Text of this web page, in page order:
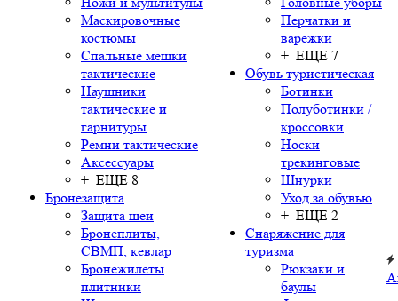
Маскировочные
костюмы
Спальные мешки
тактические
Наушники
тактические и
гарнитуры
Ремни тактические
Аксессуары
+ ЕЩЕ 8
Бронезащита
Защита шеи
Бронеплиты,
СВМП, кевлар
Бронежилеты
плитники
Перчатки и
варежки
+ ЕЩЕ 7
Обувь туристическая
Ботинки
Полуботинки /
кроссовки
Носки
трекинговые
Шнурки
Уход за обувью
+ ЕЩЕ 2
Снаряжение для
туризма
Рюкзаки и
баулы